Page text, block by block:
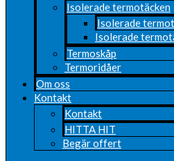
Isolerade termotäcken
Isolerade
Isolerade
Termoskåp
Termoridåer
Om oss
Kontakt
Kontakt
HITTA HIT
Begär offert